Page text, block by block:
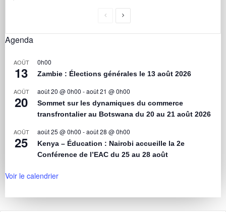
Agenda
AOÛT
13
0h00
Zambie : Élections générales le 13 août 2026
AOÛT
20
août 20 @ 0h00 -août 21 @ 0h00
Sommet sur les dynamiques du commerce
transfrontalier au Botswana du 20 au 21 août 2026
AOÛT
25
août 25 @ 0h00 -août 28 @ 0h00
Kenya – Éducation : Nairobi accueille la 2e
Conférence de l’EAC du 25 au 28 août
Voir le calendrier